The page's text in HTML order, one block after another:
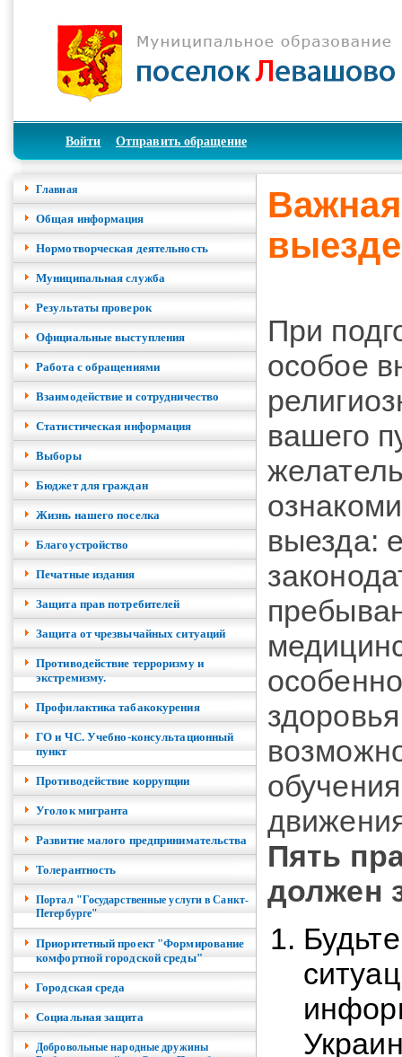
Войти Отправить обращение
Главная
Общая информация
Нормотворческая деятельность
Муниципальная служба
Результаты проверок
Официальные выступления
Работа с обращениями
Взаимодействие и сотрудничество
Cтатистическая информация
Выборы
Бюджет для граждан
Жизнь нашего поселка
Благоустройство
Печатные издания
Защита прав потребителей
Защита от чрезвычайных ситуаций
Противодействие терроризму и
экстремизму.
Профилактика табакокурения
ГО и ЧС. Учебно-консультационный
пункт
Противодействие коррупции
Уголок мигранта
Развитие малого предпринимательства
Толерантность
Портал "Государственные услуги в Санкт-
Петербурге"
Приоритетный проект "Формирование
комфортной городской среды"
Городская среда
Социальная защита
Добровольные народные дружины
При
особое
вашего
выезда:
Пять
должен